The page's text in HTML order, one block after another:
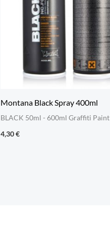
Montana Black Spray 400ml
BLACK 50ml - 600ml Graffiti Paint
4,30€